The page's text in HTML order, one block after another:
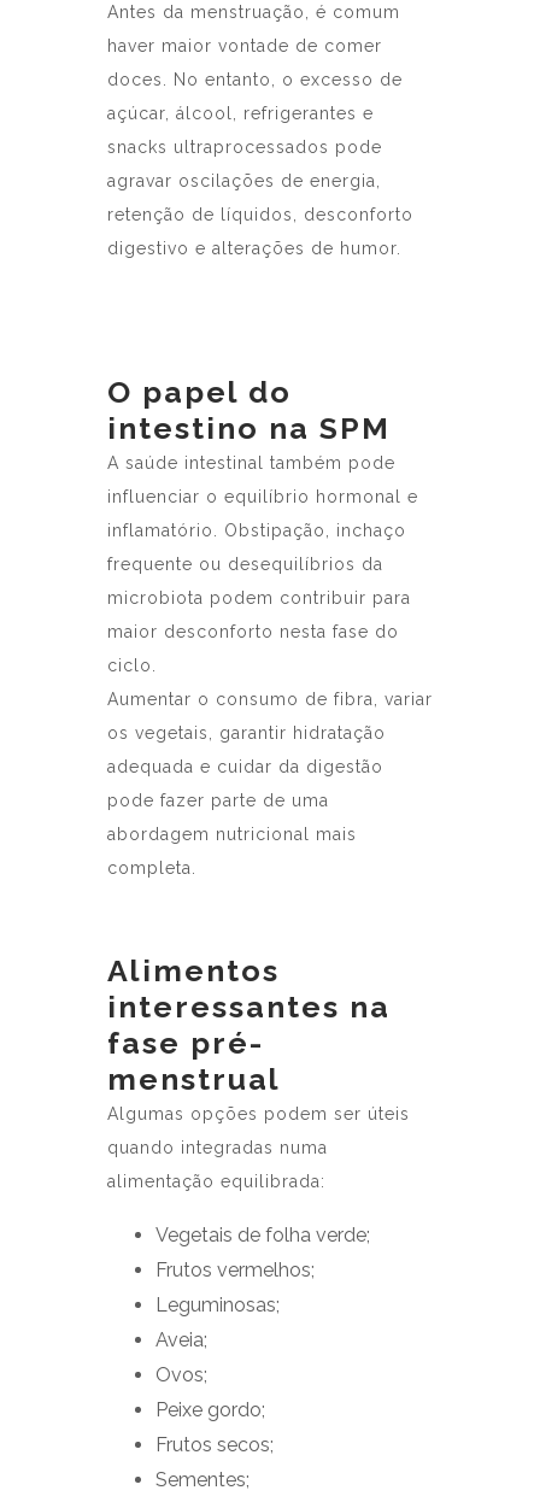
Antes da menstruação, é comum
haver maior vontade de comer
doces. No entanto, o excesso de
açúcar, álcool, refrigerantes e
snacks ultraprocessados pode
agravar oscilações de energia,
retenção de líquidos, desconforto
digestivo e alterações de humor.
O papel do
intestino na SPM
A saúde intestinal também pode
influenciar o equilíbrio hormonal e
inflamatório. Obstipação, inchaço
frequente ou desequilíbrios da
microbiota podem contribuir para
maior desconforto nesta fase do
ciclo.
Aumentar o consumo de fibra, variar
os vegetais, garantir hidratação
adequada e cuidar da digestão
pode fazer parte de uma
abordagem nutricional mais
completa.
Alimentos
interessantes na
fase pré-
menstrual
Algumas opções podem ser úteis
quando integradas numa
alimentação equilibrada:
Vegetais de folha verde;
Frutos vermelhos;
Leguminosas;
Aveia;
Ovos;
Peixe gordo;
Frutos secos;
Sementes;